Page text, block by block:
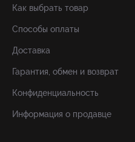
Как выбрать товар
Способы оплаты
Доставка
Гарантия, обмен и возврат
Конфиденциальность
Информация о продавце